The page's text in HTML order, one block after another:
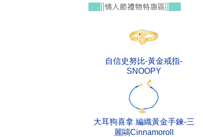
自信史努比-黃金戒指-
SNOOPY
大耳狗喜拿 編織黃金手鍊-三
麗鷗Cinnamoroll